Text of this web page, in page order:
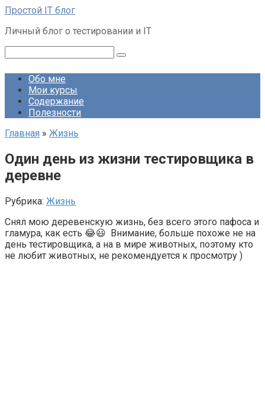
Перейти
контенту
Простой IT блог
Личный блог о тестировании и IT
Обо мне
Мои курсы
Содержание
Полезности
Главная » Жизнь
Один день из жизни тестировщика в
деревне
Рубрика: Жизнь
Снял мою деревенскую жизнь, без всего этого пафоса и
гламура, как есть 😂😃 Внимание, больше похоже не на
день тестировщика, а на в мире животных, поэтому кто
не любит животных, не рекомендуется к просмотру )